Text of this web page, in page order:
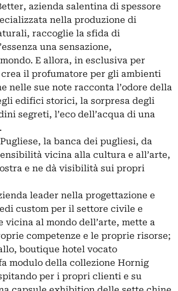
azienda salentina di spessore
nella produzione di
raccoglie la sfida di
una sensazione,
E allora, in esclusiva per
crea il profumatore per gli ambienti
nelle sue note racconta l’odore della
edifici storici, la sorpresa degli
segreti, l’eco dell’acqua di una
la banca dei pugliesi, da
vicina alla cultura e all’arte,
e ne dà visibilità sui propri
leader nella progettazione e
custom per il settore civile e
vicina al mondo dell’arte, mette a
competenze e le proprie risorse;
boutique hotel vocato
modulo della collezione Hornig
per i propri clienti e su